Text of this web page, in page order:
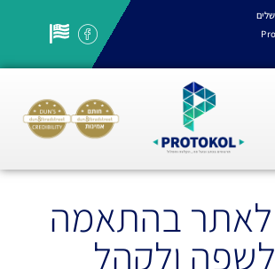
לאתר בהתאמה
ולקהל